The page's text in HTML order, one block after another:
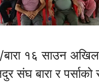
१६ साउन
संघ बारा र